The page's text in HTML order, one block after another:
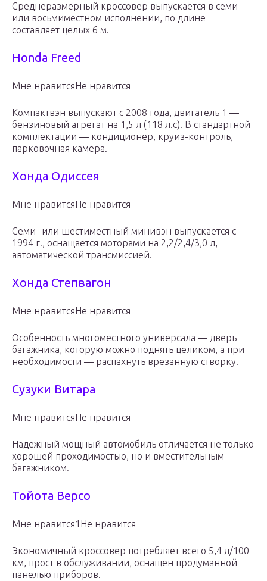
Среднеразмерный кроссовер выпускается в семи-
или восьмиместном исполнении, по длине
составляет целых 6 м.
Honda Freed
Мне нравитсяНе нравится
Компактвэн выпускают с 2008 года, двигатель 1 —
бензиновый агрегат на 1,5 л (118 л.с). В стандартной
комплектации — кондиционер, круиз-контроль,
парковочная камера.
Хонда Одиссея
Мне нравитсяНе нравится
Семи- или шестиместный минивэн выпускается с
1994 г., оснащается моторами на 2,2/2,4/3,0 л,
автоматической трансмиссией.
Хонда Степвагон
Мне нравитсяНе нравится
Особенность многоместного универсала — дверь
багажника, которую можно поднять целиком, а при
необходимости — распахнуть врезанную створку.
Сузуки Витара
Мне нравитсяНе нравится
Надежный мощный автомобиль отличается не только
хорошей проходимостью, но и вместительным
багажником.
Тойота Версо
Мне нравится1Не нравится
Экономичный кроссовер потребляет всего 5,4 л/100
км, прост в обслуживании, оснащен продуманной
панелью приборов.